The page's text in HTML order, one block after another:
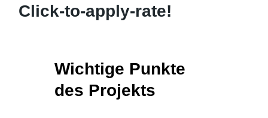
Click-to-apply-rate!
Wichtige Punkte
des Projekts